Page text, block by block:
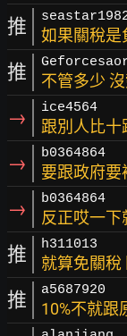
推 如果關稅是
推 不管多少
→ ice4564
跟別人比十
→ b0364864
要跟政府要
→ b0364864
反正哎一下
推 h311013
就算免關稅
推 a5687920
10%不就跟